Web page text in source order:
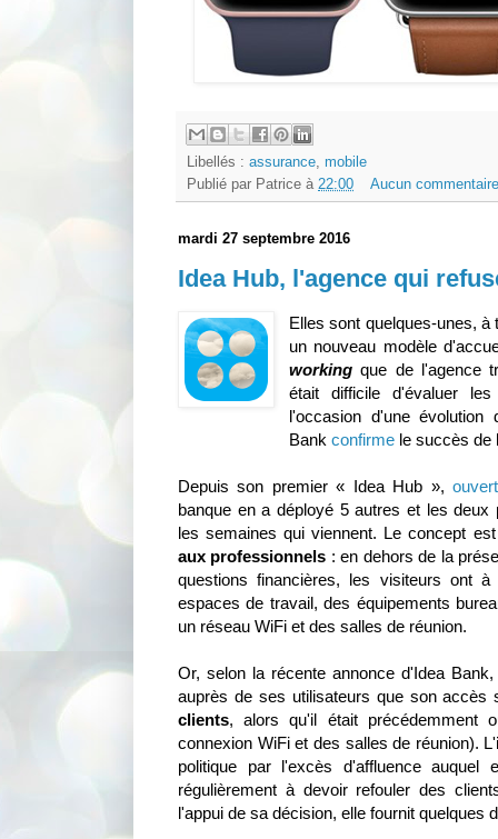
Libellés : assurance mobile
Publié par Patrice à 22:00 Aucun
mardi 27 septembre 2016
Idea Hub, l'agence qui
Elles sont quelques-unes,
un nouveau modèle
working que de l'agence
était difficile d'évaluer
l'occasion d'une
Bankconfirme le succès de
Depuis son premier « Idea Hub », ouvert
banque en a déployé 5 autres et les deux
les semaines qui viennent. Le concept
aux professionnels : en dehors de la
questions financières, les visiteurs ont à
espaces de travail, des équipements
un réseau WiFi et des salles de réunion.
Or, selon la récente annonce d'Idea
auprès de ses utilisateurs que son
clients, alors qu'il était précédemment
connexion WiFi et des salles de réunion).
politique par l'excès d'affluence
régulièrement à devoir refouler des
l'appui de sa décision, elle fournit quelques